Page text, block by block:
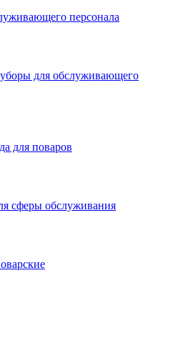
персонала
для обслуживающего
для поваров
сферы обслуживания